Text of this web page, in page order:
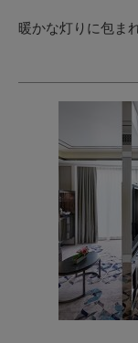
暖かな灯りに包ま